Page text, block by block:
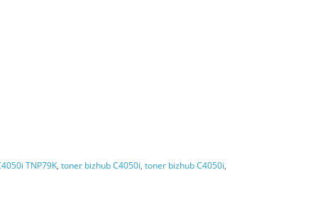
TNP79K, toner bizhub C4050i, toner bizhub C4050i,